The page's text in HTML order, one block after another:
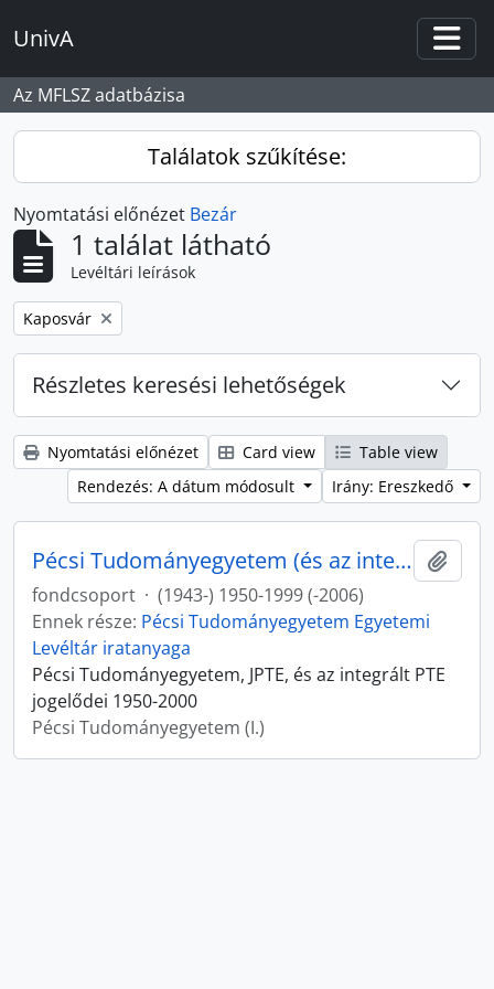
UnivA
Az MFLSZ adatbázisa
Találatok szűkítése:
Nyomtatási előnézet Bezár
1 találat látható
Levéltári leírások
Remove filter:
Kaposvár
Részletes keresési lehetőségek
Nyomtatási előnézet Card view
Table view
Rendezés: A dátum módosult
Irány: Ereszkedő
Pécsi Tudományegyetem (és az integrált PTE jogelődei)
fondcsoport · (1943-) 1950-1999 (-2006)
Ennek része: Pécsi Tudományegyetem Egyetemi
Levéltár iratanyaga
Pécsi Tudományegyetem, JPTE, és az integrált PTE
jogelődei 1950-2000
Pécsi Tudományegyetem (I.)